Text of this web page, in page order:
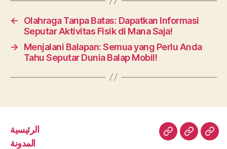
←
Olahraga Tanpa Batas: Dapatkan Informasi
Seputar Aktivitas Fisik di Mana Saja!
→
Menjalani Balapan: Semua yang Perlu Anda
Tahu Seputar Dunia Balap Mobil!
الرئيسية
المدونة
الرئيسيةالمدونة